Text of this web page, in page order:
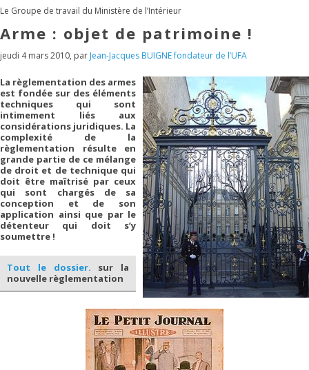
Le Groupe de travail du Ministère de l’Intérieur
Arme : objet de patrimoine !
jeudi 4 mars 2010, par Jean-Jacques BUIGNE fondateur de l’UFA
La règlementation des armes
est fondée sur des éléments
techniques qui sont
intimement liés aux
considérations juridiques. La
complexité de la
règlementation résulte en
grande partie de ce mélange
de droit et de technique qui
doit être maîtrisé par ceux
qui sont chargés de sa
conception et de son
application ainsi que par le
détenteur qui doit s’y
soumettre !
Tout le dossier. sur la
nouvelle règlementation